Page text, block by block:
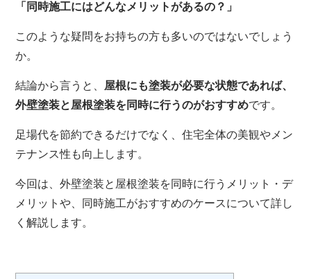
「同時施工にはどんなメリットがあるの？」
このような疑問をお持ちの方も多いのではないでしょう
か。
結論から言うと、 屋根にも塗装が必要な状態であれば、
外壁塗装と屋根塗装を同時に行うのがおすすめです。
足場代を節約できるだけでなく、住宅全体の美観やメン
テナンス性も向上します。
今回は、外壁塗装と屋根塗装を同時に行うメリット・デ
メリットや、同時施工がおすすめのケースについて詳し
く解説します。